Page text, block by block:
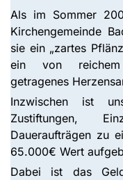
Als im Sommer
Kirchengemeinde
sie ein „zartes
ein von reichem
getragenes
Inzwischen ist
Zustiftungen,
Daueraufträgen zu
65.000€ Wert
Dabei ist das